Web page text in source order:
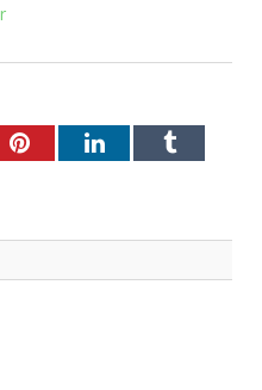
PinterestLinkedInTumblr